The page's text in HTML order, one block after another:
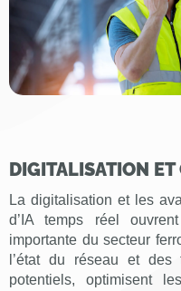
DIGITALISATION
La digitalisation et les
d’IA temps réel
importante du secteur
l’état du réseau et des
potentiels, optimisent